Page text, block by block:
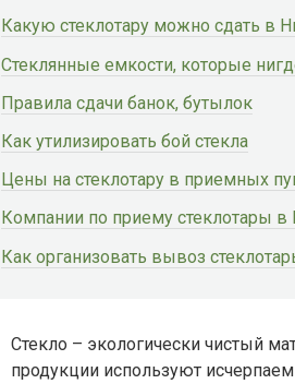
Какую стеклотару можно сдать в
Стеклянные емкости, которые
Правила сдачи банок, бутылок
Как утилизировать бой стекла
Цены на стеклотару в приемных
Компании по приему стеклотары
Как организовать вывоз
Стекло – экологически чистый
продукции используют